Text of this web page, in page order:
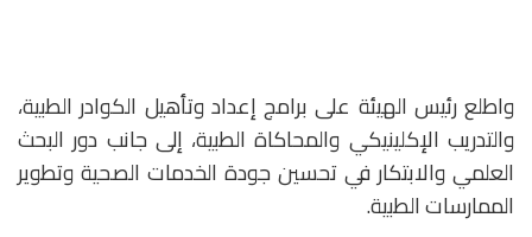
واطلع رئيس الهيئة على برامج إعداد وتأهيل الكوادر الطبية،
والتدريب الإكلينيكي والمحاكاة الطبية، إلى جانب دور البحث
العلمي والابتكار في تحسين جودة الخدمات الصحية وتطوير
الممارسات الطبية.